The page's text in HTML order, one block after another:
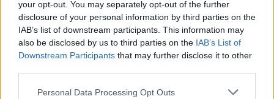
your opt-out. You may separately opt-out of the further
disclosure of your personal information by third parties on the
IAB’s list of downstream participants. This information may
also be disclosed by us to third parties on the IAB’s List of
Downstream Participants that may further disclose it to other
Personal Data Processing Opt Outs
PNȚCD (Pavelescu)
PNCR (Terheș)
Partidul Patrioților (Surugiu)